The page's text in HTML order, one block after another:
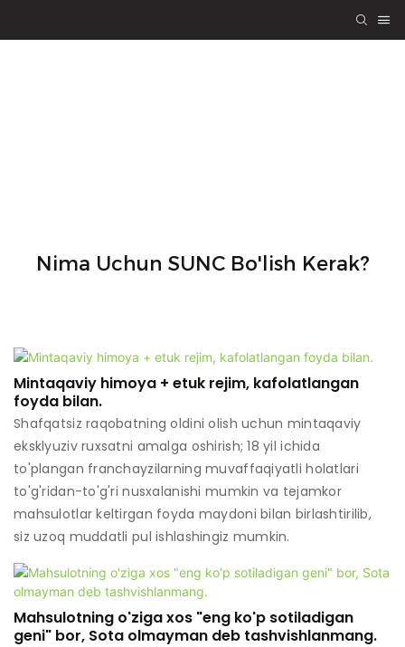
Nima Uchun SUNC Bo'lish Kerak?
Mintaqaviy himoya + etuk rejim, kafolatlangan
foyda bilan.
Shafqatsiz raqobatning oldini olish uchun mintaqaviy
eksklyuziv ruxsatni amalga oshirish; 18 yil ichida
to'plangan franchayzilarning muvaffaqiyatli holatlari
to'g'ridan-to'g'ri nusxalanishi mumkin va tejamkor
mahsulotlar keltirgan foyda maydoni bilan birlashtirilib,
siz uzoq muddatli pul ishlashingiz mumkin.
Mahsulotning o'ziga xos "eng ko'p sotiladigan
geni" bor, Sota olmayman deb tashvishlanmang.